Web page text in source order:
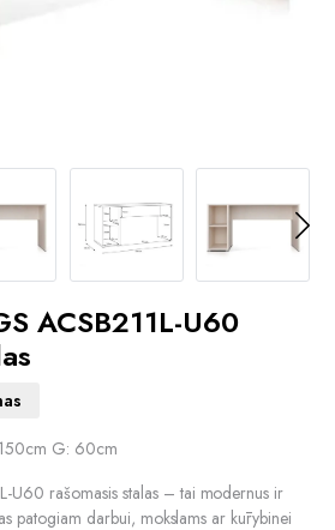
ACSB211L-U60
G: 60cm
U60 rašomasis stalas – tai modernus ir
patogiam darbui, mokslams ar kūrybinei